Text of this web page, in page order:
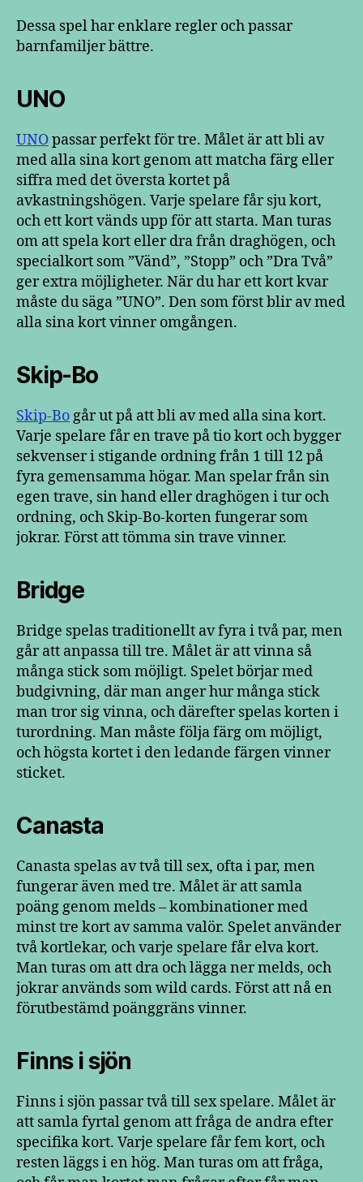
Dessa spel har enklare regler och passar
barnfamiljer bättre.
UNO
UNOpassar perfekt för tre. Målet är att bli av
med alla sina kort genom att matcha färg eller
siffra med det översta kortet på
avkastningshögen. Varje spelare får sju kort,
och ett kort vänds upp för att starta. Man turas
om att spela kort eller dra från draghögen, och
specialkort som ”Vänd”, ”Stopp” och ”Dra Två”
ger extra möjligheter. När du har ett kort kvar
måste du säga ”UNO”. Den som först blir av med
alla sina kort vinner omgången.
Skip-Bo
Skip-Bogår ut på att bli av med alla sina kort.
Varje spelare får en trave på tio kort och bygger
sekvenser i stigande ordning från 1 till 12 på
fyra gemensamma högar. Man spelar från sin
egen trave, sin hand eller draghögen i tur och
ordning, och Skip-Bo-korten fungerar som
jokrar. Först att tömma sin trave vinner.
Bridge
Bridge spelas traditionellt av fyra i två par, men
går att anpassa till tre. Målet är att vinna så
många stick som möjligt. Spelet börjar med
budgivning, där man anger hur många stick
man tror sig vinna, och därefter spelas korten i
turordning. Man måste följa färg om möjligt,
och högsta kortet i den ledande färgen vinner
sticket.
Canasta
Canasta spelas av två till sex, ofta i par, men
fungerar även med tre. Målet är att samla
poäng genom melds – kombinationer med
minst tre kort av samma valör. Spelet använder
två kortlekar, och varje spelare får elva kort.
Man turas om att dra och lägga ner melds, och
jokrar används som wild cards. Först att nå en
förutbestämd poänggräns vinner.
Finns i sjön
Finns i sjön passar två till sex spelare. Målet är
att samla fyrtal genom att fråga de andra efter
specifika kort. Varje spelare får fem kort, och
resten läggs i en hög. Man turas om att fråga,